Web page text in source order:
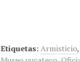
Etiquetas:Armisticio,